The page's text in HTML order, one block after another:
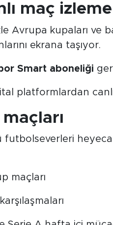
maç izleme
Avrupa kupaları ve
ekrana taşıyor.
Smart aboneliği
platformlardan canlı
futbolseverleri
maçları